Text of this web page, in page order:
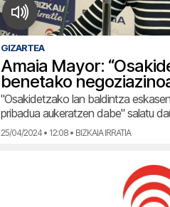
GIZARTEA
Amaia Mayor:
benetako
"Osakidetzako lan baldintza
pribadua aukeratzen dabe" salatu
25/04/2024 • 12:08 • BIZKAIA IRRATIA